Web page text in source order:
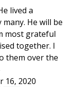
lived a
He will be
most grateful
together. I
them over the
16, 2020